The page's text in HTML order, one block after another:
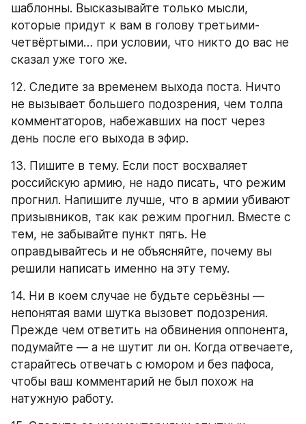
шаблонны. Высказывайте только мысли,
которые придут к вам в голову третьими-
четвёртыми… при условии, что никто до вас не
сказал уже того же.
12. Следите за временем выхода поста. Ничто
не вызывает большего подозрения, чем толпа
комментаторов, набежавших на пост через
день после его выхода в эфир.
13. Пишите в тему. Если пост восхваляет
российскую армию, не надо писать, что режим
прогнил. Напишите лучше, что в армии убивают
призывников, так как режим прогнил. Вместе с
тем, не забывайте пункт пять. Не
оправдывайтесь и не объясняйте, почему вы
решили написать именно на эту тему.
14. Ни в коем случае не будьте серьёзны —
непонятая вами шутка вызовет подозрения.
Прежде чем ответить на обвинения оппонента,
подумайте — а не шутит ли он. Когда отвечаете,
старайтесь отвечать с юмором и без пафоса,
чтобы ваш комментарий не был похож на
натужную работу.